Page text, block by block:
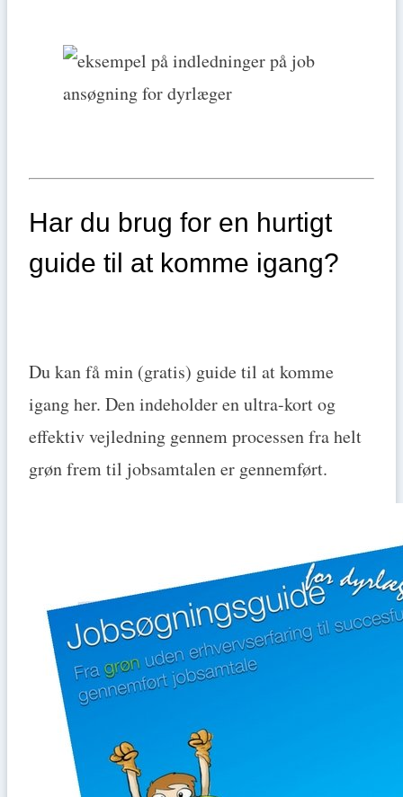
Har du brug for en hurtigt
guide til at komme igang?
Du kan få min (gratis) guide til at komme
igang her. Den indeholder en ultra-kort og
effektiv vejledning gennem processen fra helt
grøn frem til jobsamtalen er gennemført.